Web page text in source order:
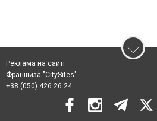
Реклама на сайті
Франшиза "CitySites"
+38 (050) 426 26 24